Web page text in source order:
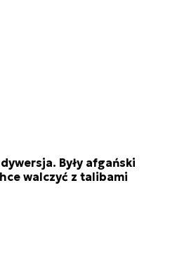
Były afgański
walczyć z talibami